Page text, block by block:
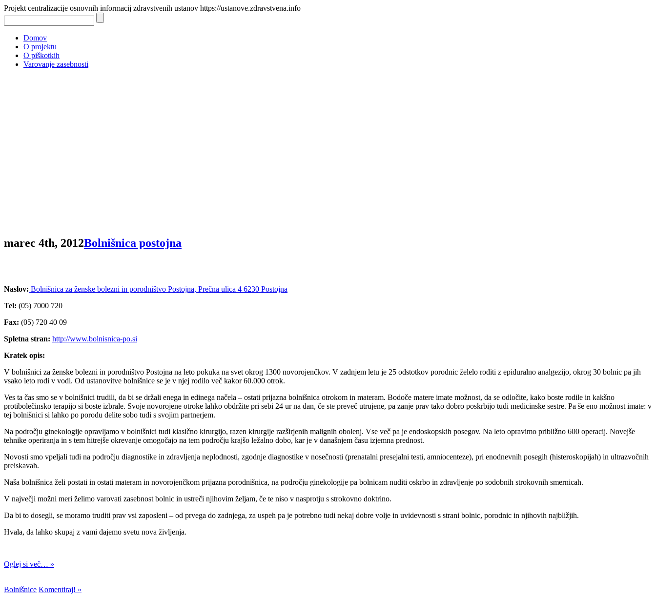
Projekt centralizacije osnovnih informacij zdravstvenih ustanov https://ustanove.zdravstvena.info
Domov
O projektu
O piškotkih
Varovanje zasebnosti
marec 4th, 2012Bolnišnica postojna
Naslov: Bolnišnica za ženske bolezni in porodništvo Postojna, Prečna ulica 4 6230 Postojna
Tel: (05) 7000 720
Fax: (05) 720 40 09
Spletna stran: http://www.bolnisnica-po.si
Kratek opis:
V bolnišnici za ženske bolezni in porodništvo Postojna na leto pokuka na svet okrog 1300 novorojenčkov. V zadnjem letu je 25 odstotkov porodnic želelo roditi z epiduralno analgezijo, okrog 30 bolnic pa jih
vsako leto rodi v vodi. Od ustanovitve bolnišnice se je v njej rodilo več kakor 60.000 otrok.
Ves ta čas smo se v bolnišnici trudili, da bi se držali enega in edinega načela – ostati prijazna bolnišnica otrokom in materam. Bodoče matere imate možnost, da se odločite, kako boste rodile in kakšno
protibolečinsko terapijo si boste izbrale. Svoje novorojene otroke lahko obdržite pri sebi 24 ur na dan, če ste preveč utrujene, pa zanje prav tako dobro poskrbijo tudi medicinske sestre. Pa še eno možnost imate: v
tej bolnišnici si lahko po porodu delite sobo tudi s svojim partnerjem.
Na področju ginekologije opravljamo v bolnišnici tudi klasično kirurgijo, razen kirurgije razširjenih malignih obolenj. Vse več pa je endoskopskih posegov. Na leto opravimo približno 600 operacij. Novejše
tehnike operiranja in s tem hitrejše okrevanje omogočajo na tem področju krajšo ležalno dobo, kar je v današnjem času izjemna prednost.
Novosti smo vpeljali tudi na področju diagnostike in zdravljenja neplodnosti, zgodnje diagnostike v nosečnosti (prenatalni presejalni testi, amniocenteze), pri enodnevnih posegih (histeroskopijah) in ultrazvočnih
preiskavah.
Naša bolnišnica želi postati in ostati materam in novorojenčkom prijazna porodnišnica, na področju ginekologije pa bolnicam nuditi oskrbo in zdravljenje po sodobnih strokovnih smernicah.
V največji možni meri želimo varovati zasebnost bolnic in ustreči njihovim željam, če te niso v nasprotju s strokovno doktrino.
Da bi to dosegli, se moramo truditi prav vsi zaposleni – od prvega do zadnjega, za uspeh pa je potrebno tudi nekaj dobre volje in uvidevnosti s strani bolnic, porodnic in njihovih najbližjih.
Hvala, da lahko skupaj z vami dajemo svetu nova življenja.
Oglej si več… »
Bolnišnice Komentiraj! »